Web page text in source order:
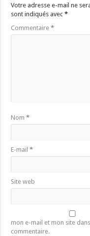
Votre adresse e-mail ne
sont indiqués avec*
Commentaire*
Nom*
E-mail*
Site web
mon e-mail et mon site
commentaire.